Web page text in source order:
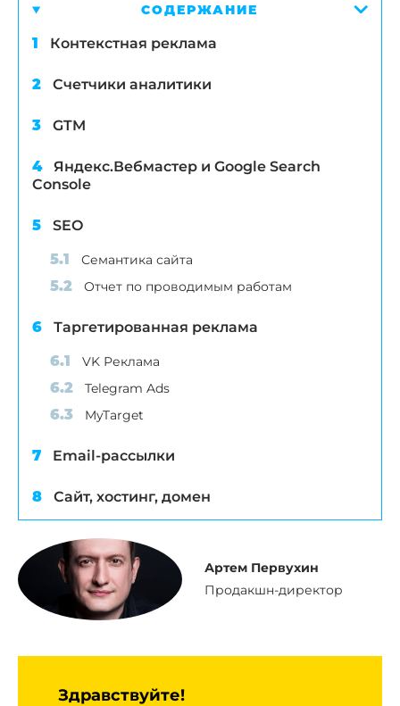
СОДЕРЖАНИЕ
Контекстная реклама
Счетчики аналитики
GTM
Яндекс.Вебмастер и Google Search
Console
SEO
Семантика сайта
Отчет по проводимым работам
Таргетированная реклама
VK Реклама
Telegram Ads
MyTarget
Email-рассылки
Сайт, хостинг, домен
Артем Первухин
Продакшн-директор
Здравствуйте!